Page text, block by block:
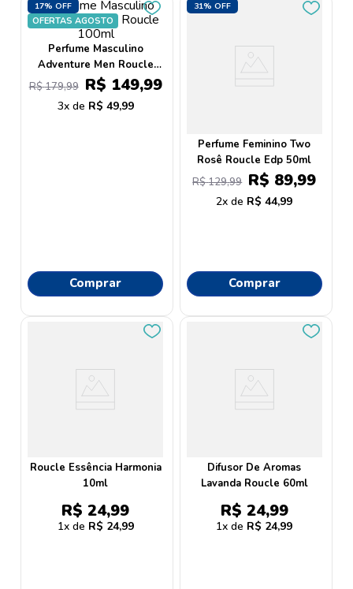
17% OFF
OFERTAS AGOSTO
Perfume Masculino
Adventure Men Roucle
100ml
R$179,99 R$ 149,99
3 R$ 49,99
Comprar
31% OFF
Perfume Feminino Two
Rosê Roucle Edp 50ml
R$129,99 R$ 89,99
2 R$ 44,99
Comprar
Roucle Essência Harmonia
10ml
R$ 24,99
1 R$ 24,99
Difusor De Aromas
Lavanda Roucle 60ml
R$ 24,99
1 R$ 24,99